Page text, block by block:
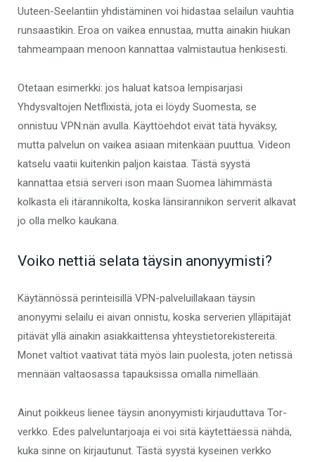
Uuteen-Seelantiin yhdistäminen voi hidastaa selailun vauhtia
runsaastikin. Eroa on vaikea ennustaa, mutta ainakin hiukan
tahmeampaan menoon kannattaa valmistautua henkisesti.
Otetaan esimerkki: jos haluat katsoa lempisarjasi
Yhdysvaltojen Netflixistä, jota ei löydy Suomesta, se
onnistuu VPN:nän avulla. Käyttöehdot eivät tätä hyväksy,
mutta palvelun on vaikea asiaan mitenkään puuttua. Videon
katselu vaatii kuitenkin paljon kaistaa. Tästä syystä
kannattaa etsiä serveri ison maan Suomea lähimmästä
kolkasta eli itärannikolta, koska länsirannikon serverit alkavat
jo olla melko kaukana.
Voiko nettiä selata täysin anonyymisti?
Käytännössä perinteisillä VPN-palveluillakaan täysin
anonyymi selailu ei aivan onnistu, koska serverien ylläpitäjät
pitävät yllä ainakin asiakkaittensa yhteystietorekistereitä.
Monet valtiot vaativat tätä myös lain puolesta, joten netissä
mennään valtaosassa tapauksissa omalla nimellään.
Ainut poikkeus lienee täysin anonyymisti kirjauduttava Tor-
verkko. Edes palveluntarjoaja ei voi sitä käytettäessä nähdä,
kuka sinne on kirjautunut. Tästä syystä kyseinen verkko